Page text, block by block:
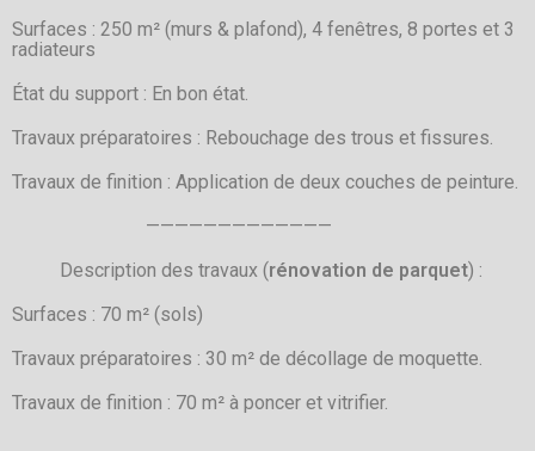
Surfaces : 250 m² (murs & plafond), 4 fenêtres, 8 portes et 3
radiateurs
État du support : En bon état.
Travaux préparatoires : Rebouchage des trous et fissures.
Travaux de finition : Application de deux couches de peinture.
—————————————
Description des travaux (rénovation de parquet) :
Surfaces : 70 m² (sols)
Travaux préparatoires : 30 m² de décollage de moquette.
Travaux de finition : 70 m² à poncer et vitrifier.